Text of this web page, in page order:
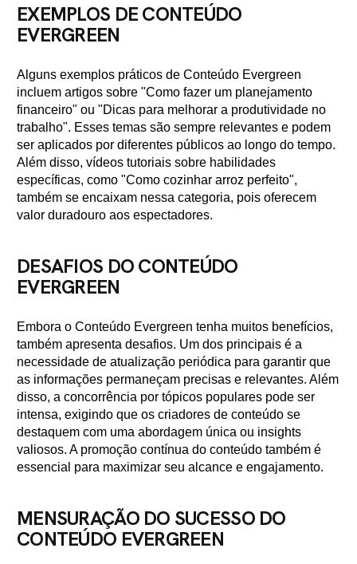
EXEMPLOS DE CONTEÚDO
EVERGREEN
Alguns exemplos práticos de Conteúdo Evergreen
incluem artigos sobre "Como fazer um planejamento
financeiro" ou "Dicas para melhorar a produtividade no
trabalho". Esses temas são sempre relevantes e podem
ser aplicados por diferentes públicos ao longo do tempo.
Além disso, vídeos tutoriais sobre habilidades
específicas, como "Como cozinhar arroz perfeito",
também se encaixam nessa categoria, pois oferecem
valor duradouro aos espectadores.
DESAFIOS DO CONTEÚDO
EVERGREEN
Embora o Conteúdo Evergreen tenha muitos benefícios,
também apresenta desafios. Um dos principais é a
necessidade de atualização periódica para garantir que
as informações permaneçam precisas e relevantes. Além
disso, a concorrência por tópicos populares pode ser
intensa, exigindo que os criadores de conteúdo se
destaquem com uma abordagem única ou insights
valiosos. A promoção contínua do conteúdo também é
essencial para maximizar seu alcance e engajamento.
MENSURAÇÃO DO SUCESSO DO
CONTEÚDO EVERGREEN